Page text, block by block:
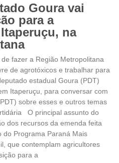
Goura vai
para a
na
fazer a Região Metropolitana
de agrotóxicos e trabalhar para
estadual Goura (PDT)
Itaperuçu, para conversar com
sobre esses e outros temas
O principal assunto do
dos recursos da emenda feita
do Programa Paraná Mais
que contemplam agricultores
para a